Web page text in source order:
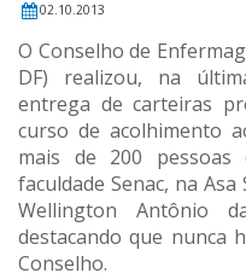
02.10.2013
O Conselho de
DF) realizou, na
entrega de carteiras
curso de acolhimento
mais de 200
faculdade Senac, na
Wellington Antônio
destacando que nunca
Conselho.